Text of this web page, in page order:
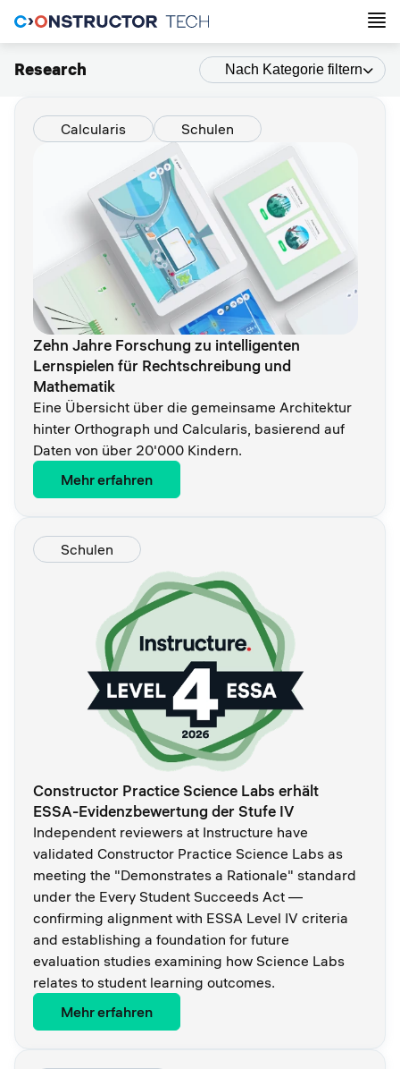
Research Nach Kategorie filtern
Calcularis Schulen
Zehn Jahre Forschung zu intelligenten
Lernspielen für Rechtschreibung und
Mathematik
Eine Übersicht über die gemeinsame Architektur
hinter Orthograph und Calcularis, basierend auf
Daten von über 20'000 Kindern.
Mehr erfahren
Schulen
Constructor Practice Science Labs erhält
ESSA-Evidenzbewertung der Stufe IV
Independent reviewers at Instructure have
validated Constructor Practice Science Labs as
meeting the "Demonstrates a Rationale" standard
under the Every Student Succeeds Act —
confirming alignment with ESSA Level IV criteria
and establishing a foundation for future
evaluation studies examining how Science Labs
relates to student learning outcomes.
Mehr erfahren